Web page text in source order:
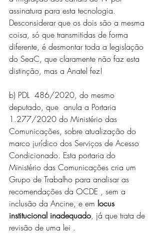
assinatura para esta tecnologia.
Desconsiderar que os dois são a mesma
coisa, só que transmitidas de forma
diferente, é desmontar toda a legislação
do SeaC, que claramente não faz esta
distinção, mas a Anatel fez!
b) PDL  486/2020, do mesmo
deputado, que  anula a Portaria
1.277/2020 do Ministério das
Comunicações, sobre atualização do
marco jurídico dos Serviços de Acesso
Condicionado. Esta portaria do
Ministério das Comunicações cria um
Grupo de Trabalho para analisar as
recomendações da OCDE , sem a
inclusão da Ancine, e em locus
institucional inadequado, já que trata de
revisão de uma lei .